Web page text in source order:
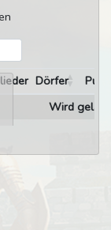
Dörfer
Wird